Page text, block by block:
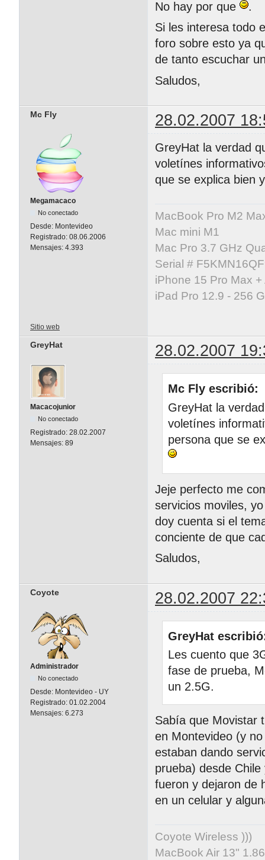
No hay por que
.
Si les interesa todo
foro sobre esto ya
de tanto escuchar
Saludos,
Mc Fly 28.02.2007
Megamacaco
No conectado
Desde: Montevideo
Registrado: 08.06.2006
Mensajes: 4.393
GreyHat la verdad
voletínes
que se explica bien
MacBook Pro M2
Mac mini M1
Mac Pro 3.7 GHz
Serial #
iPhone 15 Pro Max
iPad Pro 12.9 - 256
Sitio web
GreyHat 28.02.2007
Macacojunior
No conectado
Registrado: 28.02.2007
Mensajes: 89
Mc Fly escribió:
GreyHat la
voletínes
persona que se
Jeje perfecto me
servicios moviles,
doy cuenta si el
conciente de que
Saludos,
Coyote 28.02.2007
Administrador
No conectado
Desde: Montevideo - UY
Registrado: 01.02.2004
Mensajes: 6.273
GreyHat
Les cuento que
fase de prueba,
un 2.5G.
Sabía que Movistar
en Montevideo (y
estaban dando
prueba) desde
fueron y dejaron de
en un celular y
Coyote Wireless )))
MacBook Air 13"